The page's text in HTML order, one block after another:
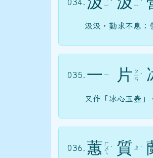
034.
ㄧ ˊ
ㄧ ˊ
汲汲，勤求不息；
035. 一 ㄧ 片 ㄆ
ㄧ
ㄢ
ˋ
又作「冰心玉壺」
036. 蕙 ㄏ
ㄨ
ㄟ
ˋ 質 ㄓ ˊ